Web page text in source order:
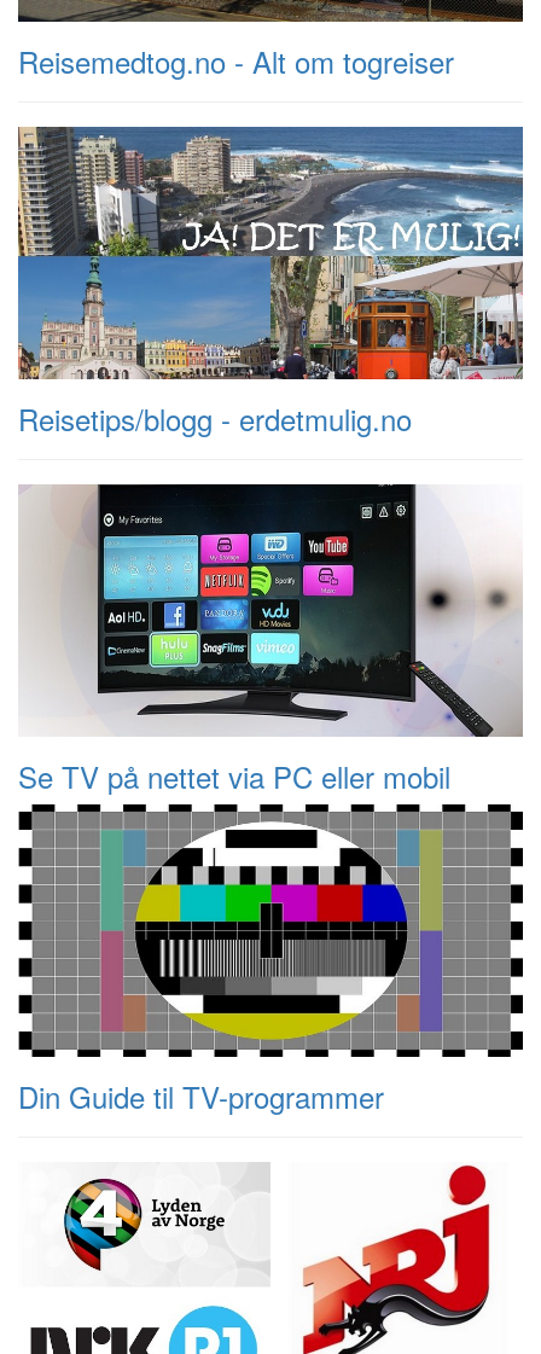
Reisemedtog.no - Alt om togreiser
Reisetips/blogg - erdetmulig.no
Se TV på nettet via PC eller mobil
Din Guide til TV-programmer